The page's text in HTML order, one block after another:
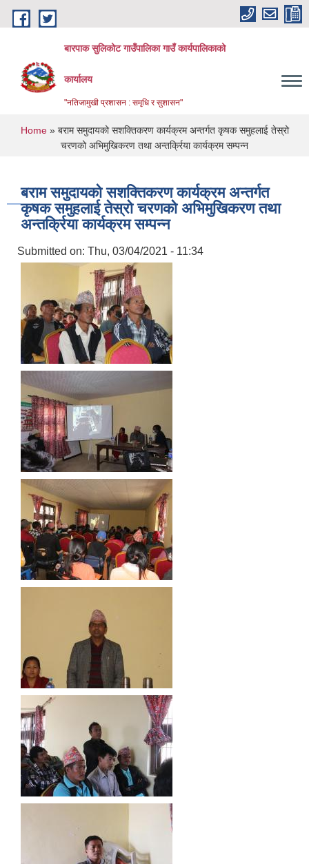
Skip to main content
बारपाक सुलिकोट गाउँपालिका गाउँ कार्यपालिकाको
कार्यालय
"नतिजामुखी प्रशासन : समृधि र सुशासन"
You are here
Home» बराम समुदायको सशक्तिकरण कार्यक्रम अन्तर्गत कृषक समुहलाई तेस्रो
चरणको अभिमुखिकरण तथा अन्तर्क्रिया कार्यक्रम सम्पन्न
बराम समुदायको सशक्तिकरण कार्यक्रम अन्तर्गत
कृषक समुहलाई तेस्रो चरणको अभिमुखिकरण तथा
अन्तर्क्रिया कार्यक्रम सम्पन्न
Submitted on: Thu, 03/04/2021 - 11:34